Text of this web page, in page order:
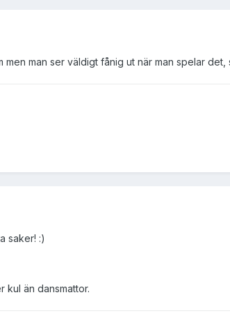
man ser väldigt fånig ut när man spelar det,
saker! :)
kul än dansmattor.